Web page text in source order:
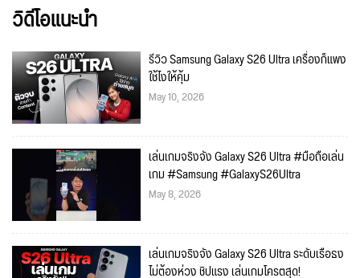
วิดีโอแนะนำ
รีวิว Samsung Galaxy S26 Ultra เครื่องก็แพง
ใช้ไงให้คุ้ม
May 10, 2026
เล่นเกมจริงจัง Galaxy S26 Ultra #มือถือเล่น
เกม #Samsung #GalaxyS26Ultra
May 8, 2026
เล่นเกมจริงจัง Galaxy S26 Ultra ระดับเรือธง
ไม่ต้องห่วง ชิปแรง เล่นเกมโครตสุด!